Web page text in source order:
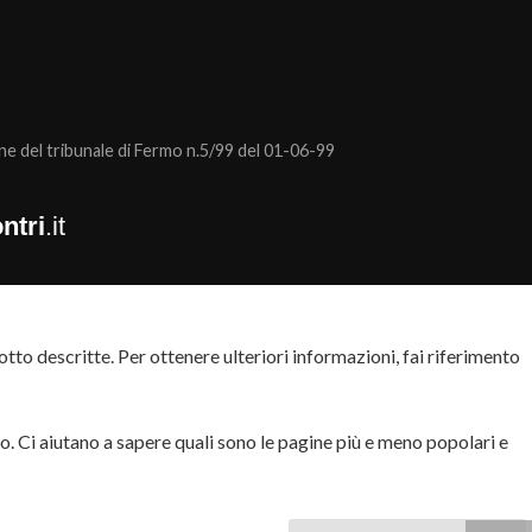
del tribunale di Fermo n.5/99 del 01-06-99
.it
descritte. Per ottenere ulteriori informazioni, fai riferimento
aiutano a sapere quali sono le pagine più e meno popolari e